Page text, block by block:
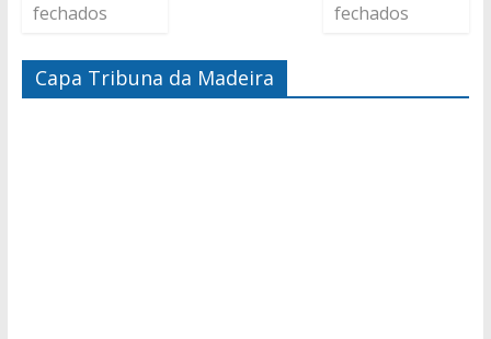
fechados
fechados
Capa Tribuna da Madeira